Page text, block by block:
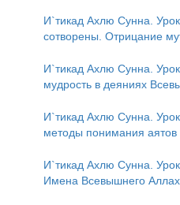
И`тикад Ахлю Сунна.
сотворены. Отрицание
И`тикад Ахлю Сунна.
мудрость в деяниях
пришло в Коране и
И`тикад Ахлю Сунна.
методы понимания
означает утверждение
образа)?
И`тикад Ахлю Сунна.
Имена Всевышнего